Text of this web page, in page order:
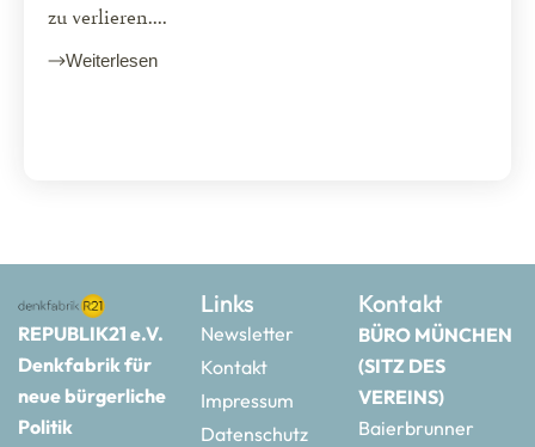
zu verlieren....
Weiterlesen
REPUBLIK21 e.V.
Denkfabrik für
neue bürgerliche
Politik
Links
Newsletter
Kontakt
Impressum
Datenschutz
Kontakt
BÜRO MÜNCHEN
(SITZ DES
VEREINS)
Baierbrunner